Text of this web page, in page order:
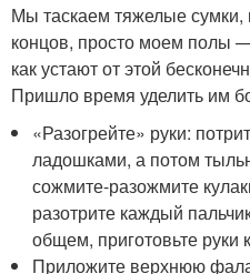
Мы таскаем тяжелые сумки,
концов, просто моем полы
как устают от этой
Пришло время уделить им
«Разогрейте» руки:
ладошками, а потом
сожмите-разожмите
разотрите каждый
общем, приготовьте руки
Приложите верхнюю